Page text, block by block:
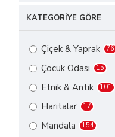
KATEGORIYE GÖRE
Çiçek & Yaprak 76
Çocuk Odası 15
Etnik & Antik 101
Haritalar 17
Mandala 154